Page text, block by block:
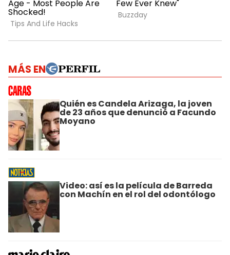
MÁS EN
Quién es Candela Arizaga, la joven
de 23 años que denunció a Facundo
Moyano
Video: así es la película de Barreda
con Machín en el rol del odontólogo